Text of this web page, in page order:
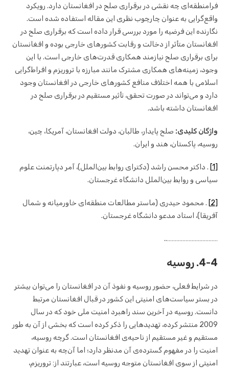
فرامنطقه‌ای چه نقشی در برقراری صلح در افغانستان دارد. رویکرد
واقع‌گرایی به عنوان چارچوب نظری این مقاله استفاده شده است.
نگارنده این فرضیه را مورد بررسی قرار داده است که برقراری صلح در
افغانستان متأثر از دخالت و رقابت کشورهای خارجی بوده و افغانستان
برای برقراری صلح نیازمند همکاری قدرت‌های خارجی است. با این
وجود، زمینه‌های همکاری مشترک مانند مبارزه با تروریزم و افراط‌گرایی
اسلامی با همه اختلاف منافع کشورهای خارجی در افغانستان وجود
دارد و می‌تواند در صورت تحقق، تأثیر مستقیم در برقراری صلح در
افغانستان داشته باشد.
واژگان کلیدی: صلح پایدار، طالبان، دولت افغانستان، آمریکا، چین،
روسیه، پاکستان، هند و ایران.
[1]
. داکتر محسن راشد (دکترای روابط بین‌الملل)، آمر دپارتمنت علوم
سیاسی و روابط بین‌الملل دانشگاه غرجستان.
[2]
. محمود حیدری (ماستر مطالعات منطقه‌ای خاورمیانه و شمال
آفریقا)، استاد مدعو دانشگاه غرجستان.
……………………………..
4-4. روسیه
در شرایط فعلی، حضور روسیه و نفوذ آن در افغانستان را می‌توان بیشتر
در بستر سیاست‌های امنیتی این کشور در قبال افغانستان مرتبط
دانست. روسیه در آخرین سند راهبرد امنیت ملی خود که در سال
2009 منتشر کرده، تهدیدهایی را ذکر کرده است که بخشی از آن به طور
مستقیم و غیر مستقیم از ناحیه‌ی افغانستان است. گرچه روسیه،
امنیت را در مفهوم گسترده‌ی آن مدنظر دارد؛ اما آن‌چه به عنوان تهدید
امنیتی از سوی افغانستان متوجه روسیه است، عبارتند از: تروریزم،